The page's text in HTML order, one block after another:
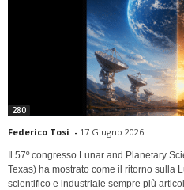
280
Federico Tosi - 17 Giugno 2026
Il 57º congresso Lunar and Planetary
Texas) ha mostrato come il ritorno sulla
scientifico e industriale sempre più